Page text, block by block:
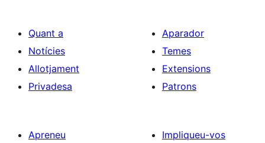
Quant a
Notícies
Allotjament
Privadesa
Aparador
Temes
Extensions
Patrons
Apreneu
Impliqueu-vos